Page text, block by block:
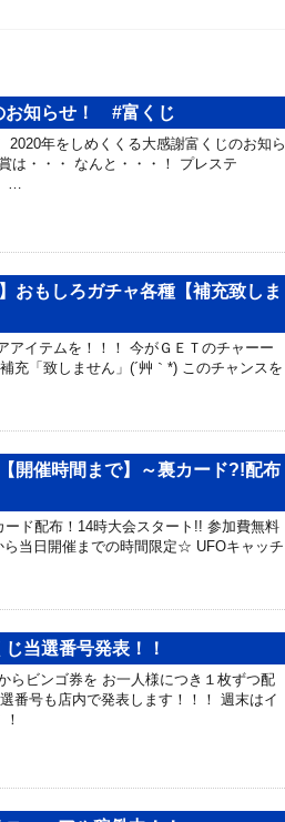
お知らせ！ #富くじ
年をしめくくる大感謝富くじのお知ら
は・・・ なんと・・・！ プレステ
…
おもしろガチャ各種【補充致しま
アイテムを！！！ 今がＧＥＴのチャーー
「致しません」(´艸｀*) このチャンスを
催時間まで】～裏カード?!配布
ド配布！14時大会スタート!! 参加費無料
当日開催までの時間限定☆ UFOキャッチ
当選番号発表！！
らビンゴ券を お一人様につき１枚ずつ配
番号も店内で発表します！！！ 週末はイ